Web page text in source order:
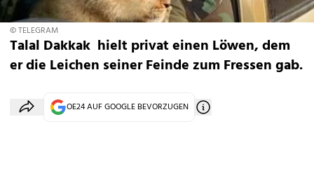
© TELEGRAM
Talal Dakkak hielt privat einen Löwen, dem
er die Leichen seiner Feinde zum Fressen gab.
OE24 AUF GOOGLE BEVORZUGEN